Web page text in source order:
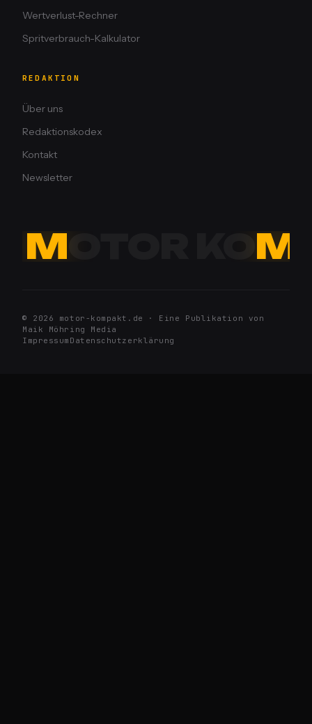
Wertverlust-Rechner
Spritverbrauch-Kalkulator
REDAKTION
Über uns
Redaktionskodex
Kontakt
Newsletter
M M
© 2026 motor-kompakt.de · Eine Publikation von
Maik Möhring Media
Impressum Datenschutzerklärung